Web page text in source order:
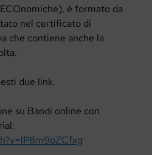
è formato da
nel certificato di
che contiene anche la
due link.
su Bandi online con